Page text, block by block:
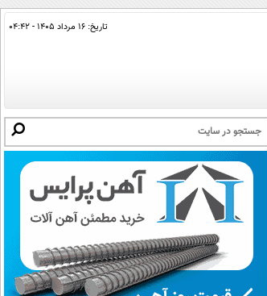
تاریخ: ۱۶ مرداد ۱۴۰۵ - ۰۴:۴۲